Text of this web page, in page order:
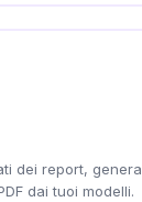
dei report, genera
dai tuoi modelli.